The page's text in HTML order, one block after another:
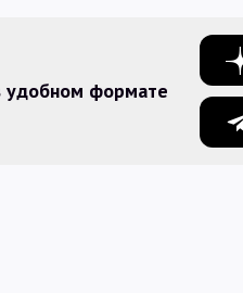
удобном формате